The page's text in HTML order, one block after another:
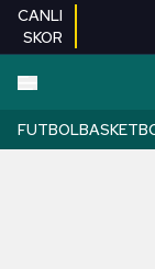
CANLI
SKOR
FUTBOL